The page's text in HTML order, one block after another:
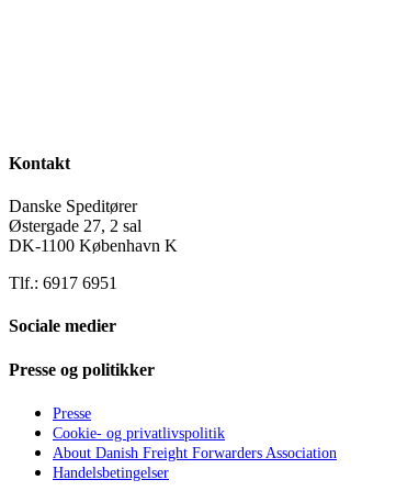
Kontakt
Danske Speditører
Østergade 27, 2 sal
DK-1100 København K
Tlf.: 6917 6951
Sociale medier
Presse og politikker
Presse
Cookie- og privatlivspolitik
About Danish Freight Forwarders Association
Handelsbetingelser